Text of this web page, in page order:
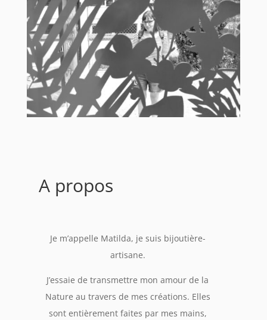
A propos
Je m’appelle Matilda, je suis bijoutière-
artisane.
J’essaie de transmettre mon amour de la
Nature au travers de mes créations. Elles
sont entièrement faites par mes mains,